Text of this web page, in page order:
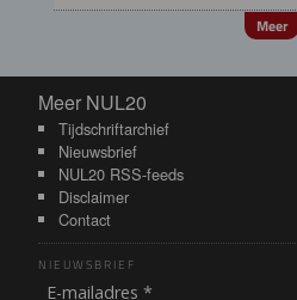
Meer
Meer NUL20
Meer NUL20
Tijdschriftarchief
Nieuwsbrief
NUL20 RSS-feeds
Disclaimer
Contact
NIEUWSBRIEF
E-mailadres *